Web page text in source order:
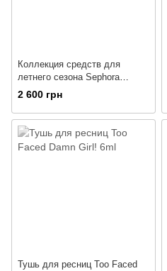
Коллекция средств для
летнего сезона Sephora
Favorites Summer
Showstoppers Kit
2 600 грн
Тушь для ресниц Too Faced